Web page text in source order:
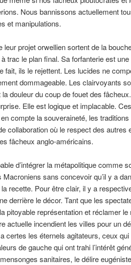
Nous bannissons actuellement
et manipulations.
projet orwellien sortent de la
trac le plan final. Sa forfanterie est
fait, ils le rejettent. Les lucides ne
dommageable. Les clairvoyants
douleur du coup de fouet des
Elle est logique et implacable.
compte la souveraineté, les
collaboration où le respect des autres
fâcheux anglo-américains.
d’intégrer la métapolitique comme
sans concevoir qu’il y a
recette. Pour être clair, il y a
derrière le décor. Tant que les
pitoyable représentation et réclamer
actuelle incendient les villes pour un
certes les éternels agitateurs, ceux
de gauche qui ont trahi l’intérêt
sanitaires, le délire